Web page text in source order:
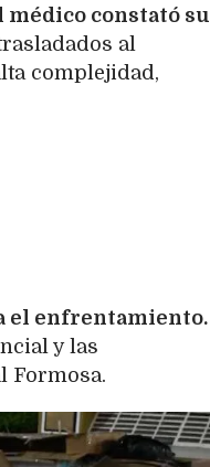
médico constató su
al
complejidad,
el enfrentamiento.
y las
Formosa.